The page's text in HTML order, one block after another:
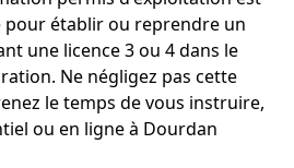
pour établir ou reprendre un
une licence 3 ou 4 dans le
Ne négligez pas cette
le temps de vous instruire,
ou en ligne à Dourdan